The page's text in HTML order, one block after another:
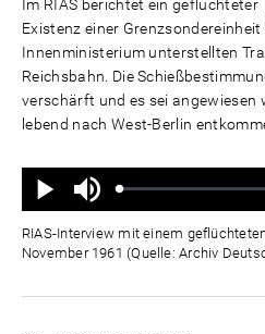
Im RIAS berichtet ein
Existenz einer Grenzsondereinheit
Innenministerium unterstellten
Reichsbahn. Die
verschärft und es sei angewiesen
lebend nach West-Berlin
Wiedergabe
Ton
aus
Geladen:
Status:
RIAS-Interview mit einem
November 1961 (Quelle: Archiv